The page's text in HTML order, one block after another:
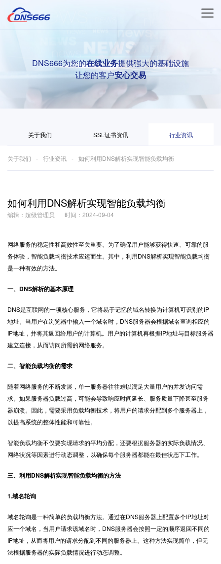
DNS666为您的在线业务提供强大的基础设施
让您的客户安心交易
关于我们 SSL证书资讯 行业资讯
关于我们 行业资讯 如何利用DNS解析实现智能负载均衡
如何利用DNS解析实现智能负载均衡
编辑：超级管理员 时间：2024-09-04
网络服务的稳定性和高效性至关重要。为了确保用户能够获得快速、可靠的服
务体验，智能负载均衡技术应运而生。其中，利用DNS解析实现智能负载均衡
是一种有效的方法。
一、DNS解析的基本原理
DNS是互联网的一项核心服务，它将易于记忆的域名转换为计算机可识别的IP
地址。当用户在浏览器中输入一个域名时，DNS服务器会根据域名查询相应的
IP地址，并将其返回给用户的计算机。用户的计算机再根据IP地址与目标服务器
建立连接，从而访问所需的网络服务。
二、智能负载均衡的需求
随着网络服务的不断发展，单一服务器往往难以满足大量用户的并发访问需
求。如果服务器负载过高，可能会导致响应时间延长、服务质量下降甚至服务
器崩溃。因此，需要采用负载均衡技术，将用户的请求分配到多个服务器上，
以提高系统的整体性能和可靠性。
智能负载均衡不仅要实现请求的平均分配，还要根据服务器的实际负载情况、
网络状况等因素进行动态调整，以确保每个服务器都能在最佳状态下工作。
三、利用DNS解析实现智能负载均衡的方法
1.域名轮询
域名轮询是一种简单的负载均衡方法。通过在DNS服务器上配置多个IP地址对
应一个域名，当用户请求该域名时，DNS服务器会按照一定的顺序返回不同的
IP地址，从而将用户的请求分配到不同的服务器上。这种方法实现简单，但无
法根据服务器的实际负载情况进行动态调整。